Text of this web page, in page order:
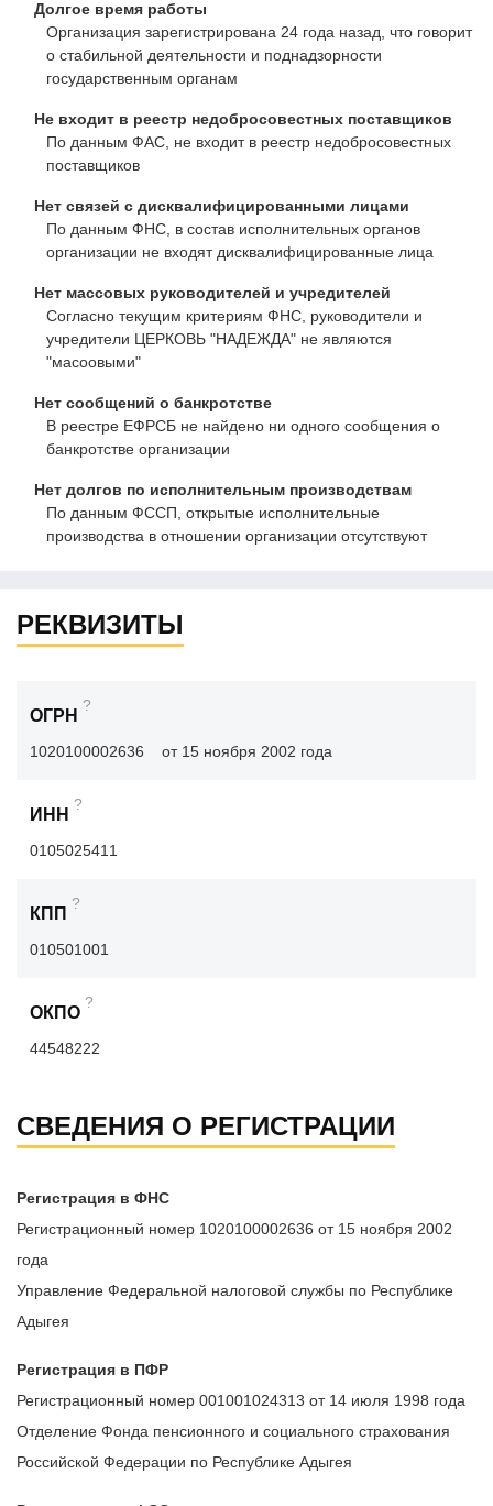
Долгое время работы
Организация зарегистрирована 24 года назад, что говорит
о стабильной деятельности и поднадзорности
государственным органам
Не входит в реестр недобросовестных поставщиков
По данным ФАС, не входит в реестр недобросовестных
поставщиков
Нет связей с дисквалифицированными лицами
По данным ФНС, в состав исполнительных органов
организации не входят дисквалифицированные лица
Нет массовых руководителей и учредителей
Согласно текущим критериям ФНС, руководители и
учредители ЦЕРКОВЬ "НАДЕЖДА" не являются
"масоовыми"
Нет сообщений о банкротстве
В реестре ЕФРСБ не найдено ни одного сообщения о
банкротстве организации
Нет долгов по исполнительным производствам
По данным ФССП, открытые исполнительные
производства в отношении организации отсутствуют
РЕКВИЗИТЫ
ОГРН
?
1020100002636 от 15 ноября 2002 года
ИНН
?
0105025411
КПП
?
010501001
ОКПО
?
44548222
СВЕДЕНИЯ О РЕГИСТРАЦИИ
Регистрация в ФНС
Регистрационный номер 1020100002636 от 15 ноября 2002
года
Управление Федеральной налоговой службы по Республике
Адыгея
Регистрация в ПФР
Регистрационный номер 001001024313 от 14 июля 1998 года
Отделение Фонда пенсионного и социального страхования
Российской Федерации по Республике Адыгея